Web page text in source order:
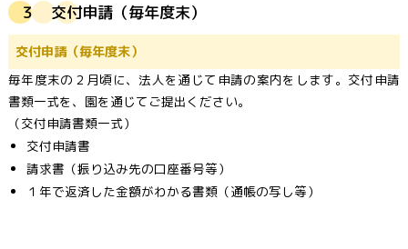
３ 交付申請（毎年度末）
交付申請（毎年度末）
毎年度末の２月頃に、法人を通じて申請の案内をします。交付申請
書類一式を、園を通じてご提出ください。
（交付申請書類一式）
交付申請書
請求書（振り込み先の口座番号等）
１年で返済した金額がわかる書類（通帳の写し等）